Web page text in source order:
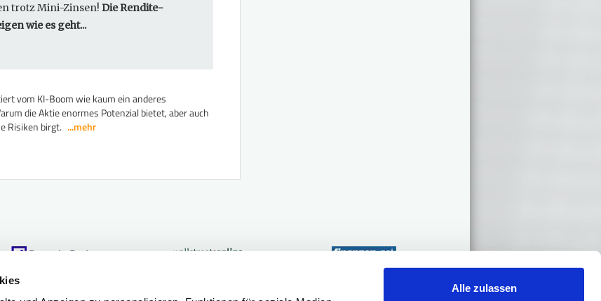
Alle zulassen
trotz Mini-Zinsen! Die Rendite-
wie es geht...
vom KI-Boom wie kaum ein anderes
die Aktie enormes Potenzial bietet, aber auch
Risiken birgt. ...mehr